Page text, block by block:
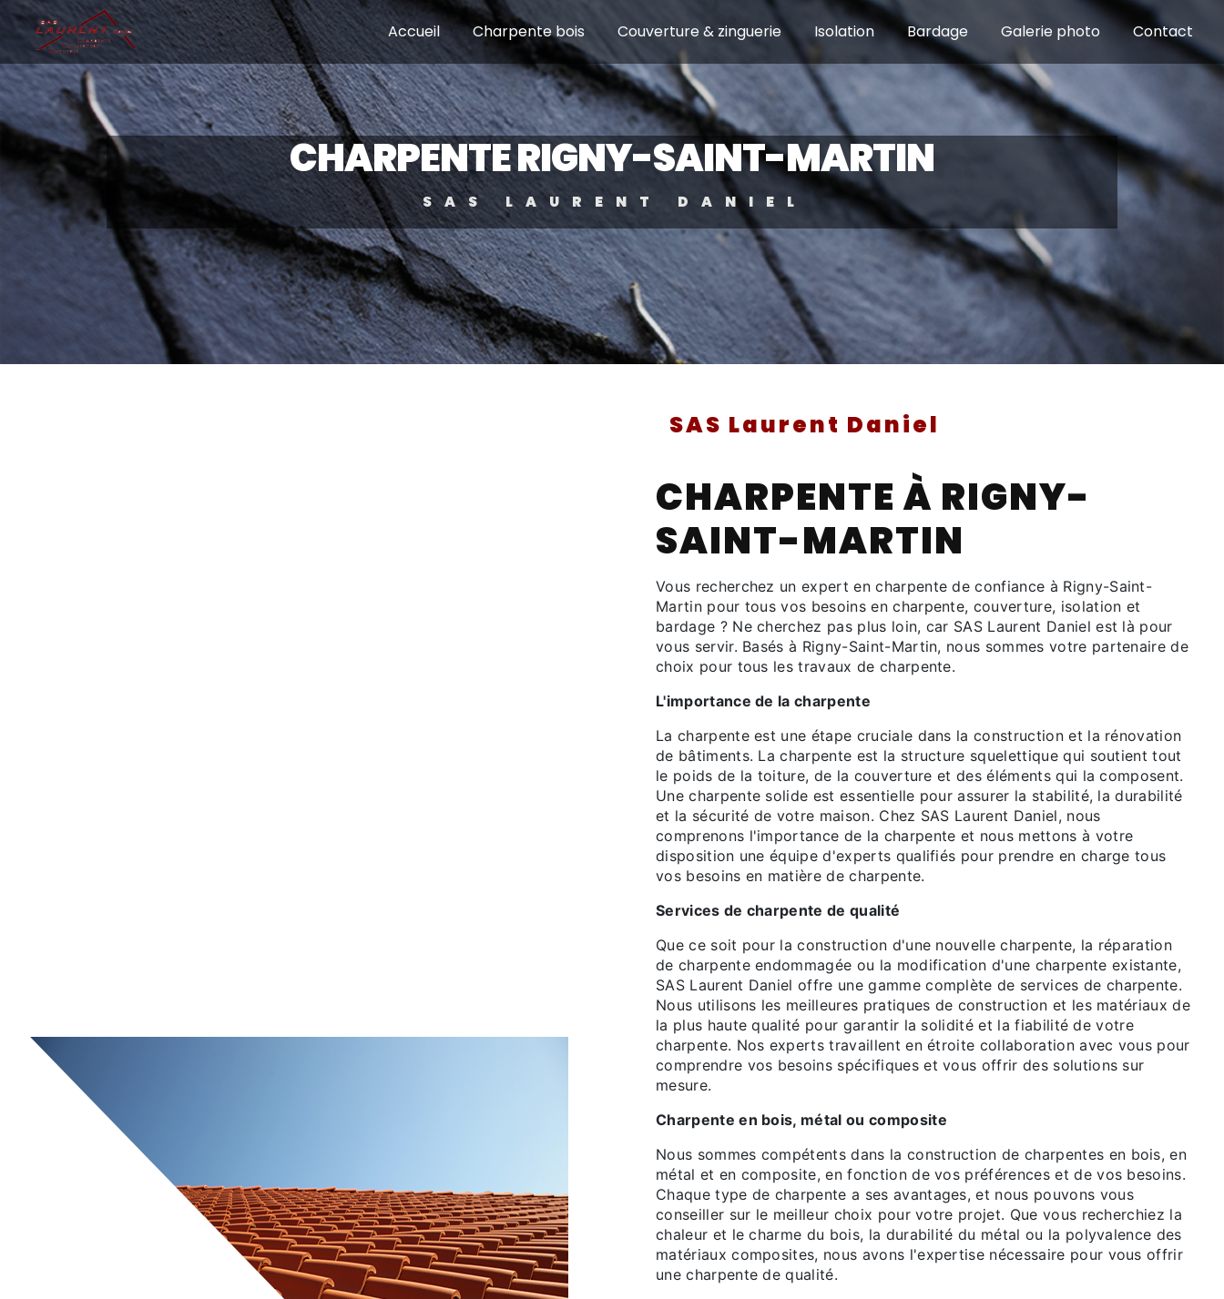
Accueil Charpente bois Couverture & zinguerie Isolation Bardage Galerie photo Contact
CHARPENTE RIGNY-SAINT-MARTIN
SAS LAURENT DANIEL
SAS Laurent Daniel
CHARPENTE À RIGNY-
SAINT-MARTIN
Vous recherchez un expert en charpente de confiance à Rigny-Saint-
Martin pour tous vos besoins en charpente, couverture, isolation et
bardage ? Ne cherchez pas plus loin, car SAS Laurent Daniel est là pour
vous servir. Basés à Rigny-Saint-Martin, nous sommes votre partenaire de
choix pour tous les travaux de charpente.
L'importance de la charpente
La charpente est une étape cruciale dans la construction et la rénovation
de bâtiments. La charpente est la structure squelettique qui soutient tout
le poids de la toiture, de la couverture et des éléments qui la composent.
Une charpente solide est essentielle pour assurer la stabilité, la durabilité
et la sécurité de votre maison. Chez SAS Laurent Daniel, nous
comprenons l'importance de la charpente et nous mettons à votre
disposition une équipe d'experts qualifiés pour prendre en charge tous
vos besoins en matière de charpente.
Services de charpente de qualité
Que ce soit pour la construction d'une nouvelle charpente, la réparation
de charpente endommagée ou la modification d'une charpente existante,
SAS Laurent Daniel offre une gamme complète de services de charpente.
Nous utilisons les meilleures pratiques de construction et les matériaux de
la plus haute qualité pour garantir la solidité et la fiabilité de votre
charpente. Nos experts travaillent en étroite collaboration avec vous pour
comprendre vos besoins spécifiques et vous offrir des solutions sur
mesure.
Charpente en bois, métal ou composite
Nous sommes compétents dans la construction de charpentes en bois, en
métal et en composite, en fonction de vos préférences et de vos besoins.
Chaque type de charpente a ses avantages, et nous pouvons vous
conseiller sur le meilleur choix pour votre projet. Que vous recherchiez la
chaleur et le charme du bois, la durabilité du métal ou la polyvalence des
matériaux composites, nous avons l'expertise nécessaire pour vous offrir
une charpente de qualité.
Panneau de gestion des cookies